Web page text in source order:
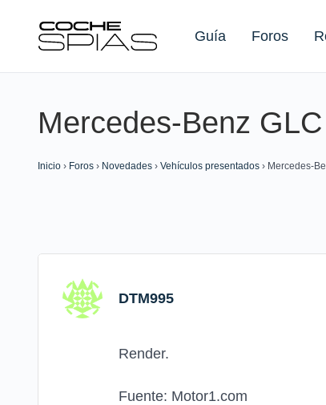
Guía Foros
Buscar:
Mercedes-Benz
Inicio › Foros › Novedades › Vehículos presentados › Mercedes-
DTM995
Render.
Fuente: Motor1.com